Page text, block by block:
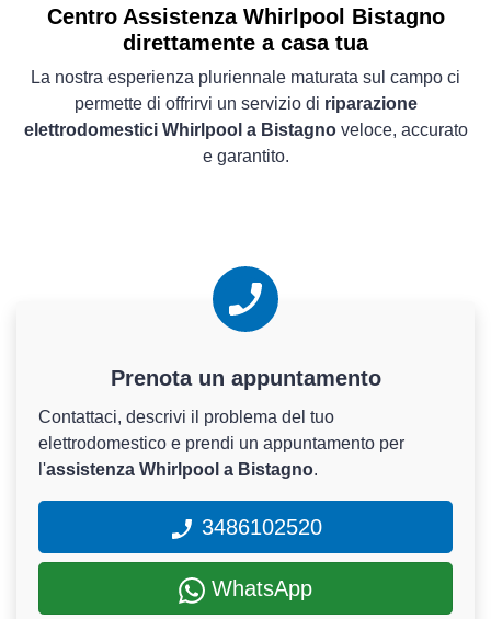
Centro Assistenza Whirlpool Bistagno
direttamente a casa tua
La nostra esperienza pluriennale maturata sul campo ci
permette di offrirvi un servizio di riparazione
elettrodomestici Whirlpool a Bistagnoveloce, accurato
e garantito.
Prenota un appuntamento
Contattaci, descrivi il problema del tuo
elettrodomestico e prendi un appuntamento per
l'assistenza Whirlpool a Bistagno.
3486102520
WhatsApp